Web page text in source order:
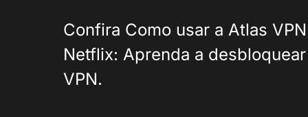
Confira Como usar a Atlas
Netflix: Aprenda a
VPN.